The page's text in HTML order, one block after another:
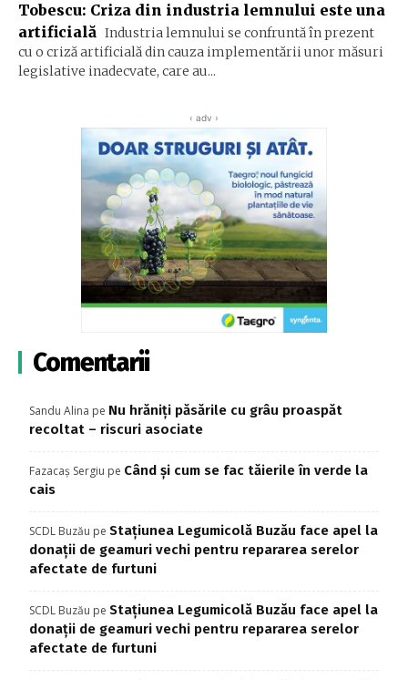
Tobescu: Criza din industria lemnului este una
artificială Industria lemnului se confruntă în prezent
cu o criză artificială din cauza implementării unor măsuri
legislative inadecvate, care au...
‹ adv ›
Comentarii
Sandu Alina pe Nu hrăniți păsările cu grâu proaspăt
recoltat – riscuri asociate
Fazacaș Sergiu pe Când și cum se fac tăierile în verde la
cais
SCDL Buzău pe Stațiunea Legumicolă Buzău face apel la
donații de geamuri vechi pentru repararea serelor
afectate de furtuni
SCDL Buzău pe Stațiunea Legumicolă Buzău face apel la
donații de geamuri vechi pentru repararea serelor
afectate de furtuni